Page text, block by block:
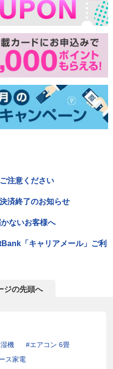
注意ください
済終了のお知らせ
ないお客様へ
「キャリアメール」ご利
ジの先頭へ
機
エアコン 6畳
ス家電